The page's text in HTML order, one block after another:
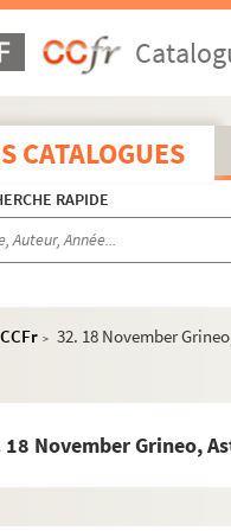
CATALOGUES
RAPIDE
> 32. 18 November
18 November Grineo,
Z 320 à Z 415
Z 416 à Z 419. Ms Z 416 à Z
431. Ms Z 431 - Antoine